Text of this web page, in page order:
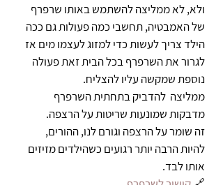
ולא, לא ממליצה להשתמש באותו שרפרף
של האמבטיה, תחשבי כמה פעולות גם ככה
הילד צריך לעשות כדי למזוג לעצמו מים אז
לגרור את השרפרף בכל הבית זאת פעולה
נוספת שמקשה עליו להצליח.
ממליצה  להדביק בתחתית השרפרף
מדבקות שמונעות שריטות על הרצפה.
זה שומר על הרצפה וגורם לנו, ההורים,
להיות הרבה יותר רגועים כשהילדים מזיזים
אותו לבד.